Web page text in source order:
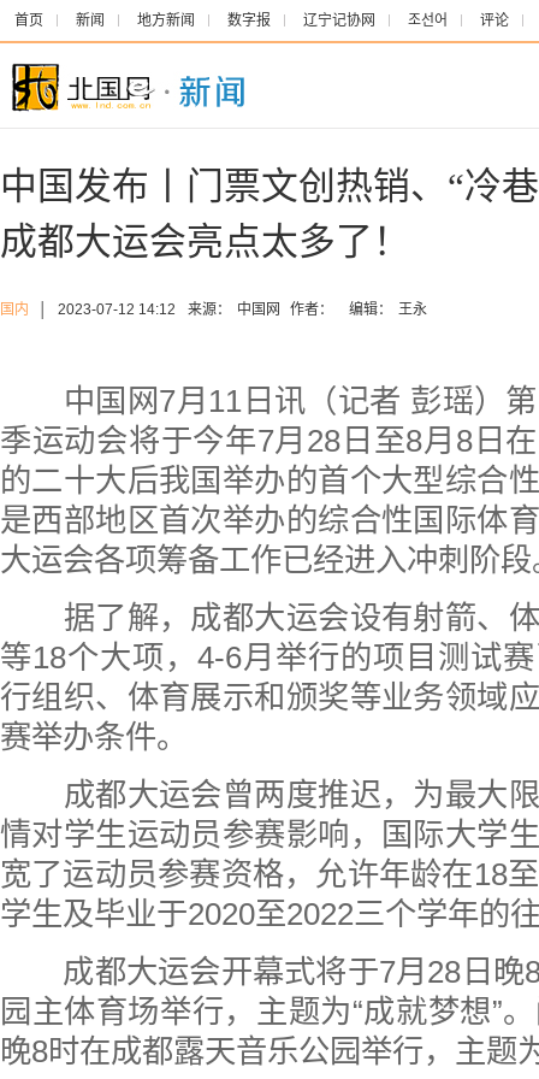
首页 新闻 地方新闻 数字报 辽宁记协网 조선어 评论
中国发布丨门票文创热销、“冷
成都大运会亮点太多了！
国内 2023-07-12 14:12 来源： 中国网 作者： 编辑： 王永
中国网7月11日讯（记者 彭瑶）第
季运动会将于今年7月28日至8月8日
的二十大后我国举办的首个大型综合
是西部地区首次举办的综合性国际体
大运会各项筹备工作已经进入冲刺阶段
据了解，成都大运会设有射箭、体
等18个大项，4-6月举行的项目测试
行组织、体育展示和颁奖等业务领域
赛举办条件。
成都大运会曾两度推迟，为最大限
情对学生运动员参赛影响，国际大学
宽了运动员参赛资格，允许年龄在18
学生及毕业于2020至2022三个学年的
成都大运会开幕式将于7月28日晚
园主体育场举行，主题为“成就梦想”
晚8时在成都露天音乐公园举行，主题